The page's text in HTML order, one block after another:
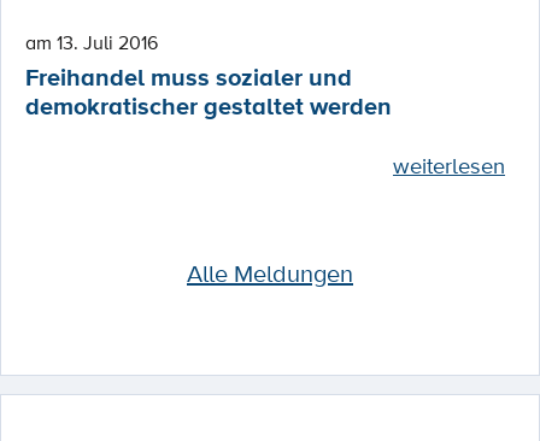
am 13. Juli 2016
Freihandel muss sozialer und
demokratischer gestaltet werden
weiterlesen
Alle Meldungen